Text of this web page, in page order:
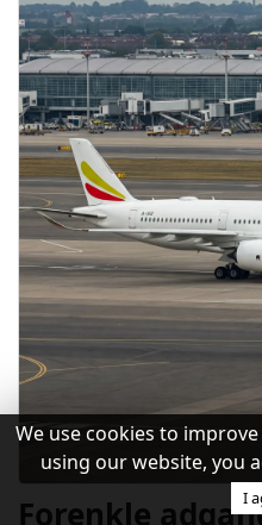
Forenkle
We use cookies to
using our website, you
I